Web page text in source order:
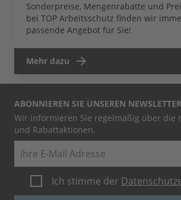
Sonderpreise, Mengenrabatte und
bei TOP Arbeitsschutz finden wir
passende Angebot für Sie!
Mehr dazu
ABONNIEREN SIE UNSEREN NEWSLETTER
Wir informieren Sie regelmäßig über die
und Rabattaktionen.
Ich stimme der